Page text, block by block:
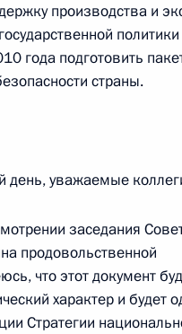
в Совет
возможности
понедельник
с Президентом
производства и
года подготовить
страны.
день, уважаемые
заседания
продовольственной
что этот документ
характер и будет
Стратегии